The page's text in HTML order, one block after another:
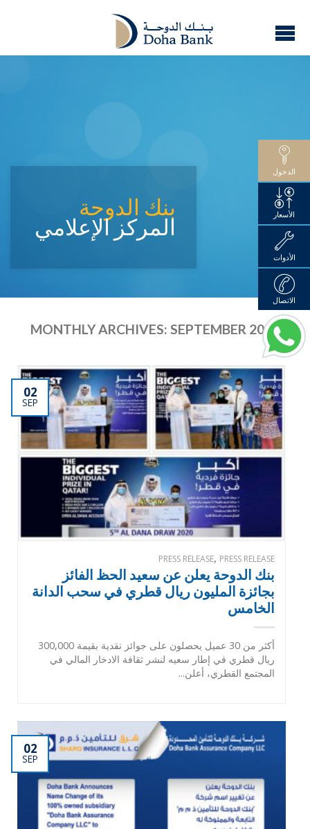
بنك الدوحة
المركز الإعلامي
MONTHLY ARCHIVES: SEPTEMBER 2020
02
SEP
PRESS RELEASE, PRESS RELEASE
بنك الدوحة يعلن عن سعيد الحظ الفائز
بجائزة المليون ريال قطري في سحب الدانة
الخامس
أكثر من 30 عميل يحصلون على جوائز نقدية بقيمة 300,000
ريال قطري في إطار سعيه لنشر ثقافة الادخار المالي في
المجتمع القطري، أعلن...
02
SEP
الدخول
الأسعار
الأدوات
الاتصال